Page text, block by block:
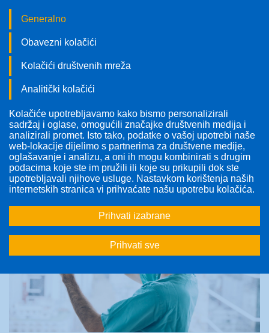
Pratite nas!
Generalno
Obavezni kolačići
Kolačići društvenih mreža
Analitički kolačići
Kolačiće upotrebljavamo kako bismo personalizirali
sadržaj i oglase, omogućili značajke društvenih medija i
analizirali promet. Isto tako, podatke o vašoj upotrebi naše
web-lokacije dijelimo s partnerima za društvene medije,
oglašavanje i analizu, a oni ih mogu kombinirati s drugim
podacima koje ste im pružili ili koje su prikupili dok ste
upotrebljavali njihove usluge. Nastavkom korištenja naših
internetskih stranica vi prihvaćate našu upotrebu kolačića.
Prihvati izabrane
Prihvati sve